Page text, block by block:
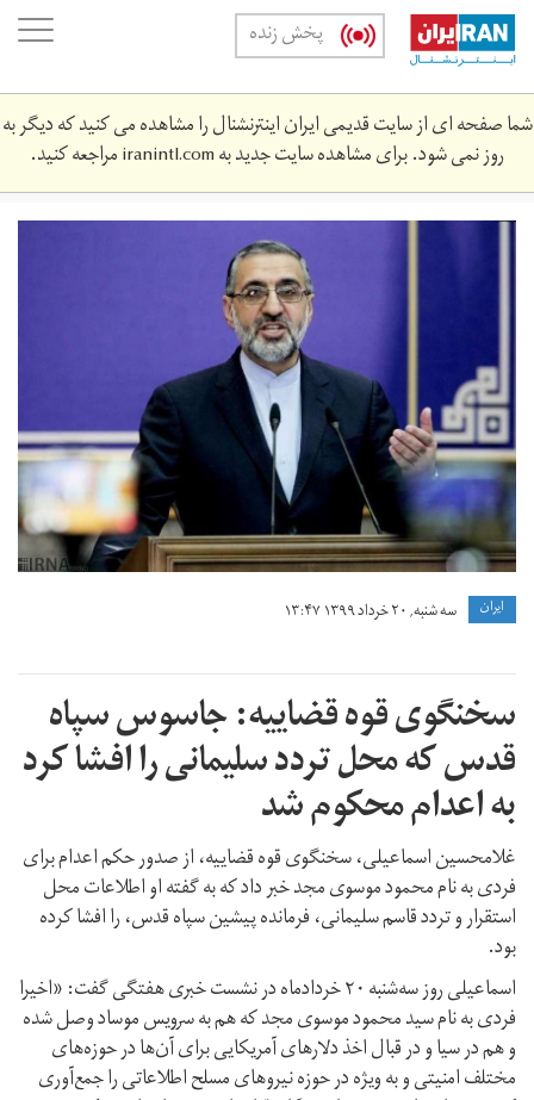
Skip
main
content
پخش زنده
شما صفحه ای از سایت قدیمی ایران اینترنشنال را مشاهده می کنید که دیگر به
روز نمی شود. برای مشاهده سایت جدید بهiranintl.comمراجعه کنید.
156419216.jpg
ايران سه شنبه, ۲۰ خرداد ۱۳۹۹ ۱۳:۴۷
سخنگوی قوه قضاییه: جاسوس سپاه
قدس که محل تردد سلیمانی را افشا کرد
به اعدام محکوم شد
غلامحسین اسماعیلی،‌ سخنگوی قوه قضاییه،‌ از صدور حکم اعدام برای
فردی به نام محمود موسوی مجد خبر داد که به گفته او اطلاعات محل
استقرار و تردد قاسم سلیمانی،‌ فرمانده پیشین سپاه قدس،‌ را افشا کرده
بود.
اسماعیلی روز سه‌شنبه ۲۰ خردادماه در نشست خبری هفتگی گفت: «اخیرا
فردی به نام سید محمود موسوی مجد که هم به سرویس موساد وصل شده
و هم در سیا و در قبال اخذ دلارهای آمریکایی برای آن‌ها در حوزه‌های
مختلف امنیتی و به ویژه در حوزه نیروهای مسلح اطلاعاتی را جمع‌آوری